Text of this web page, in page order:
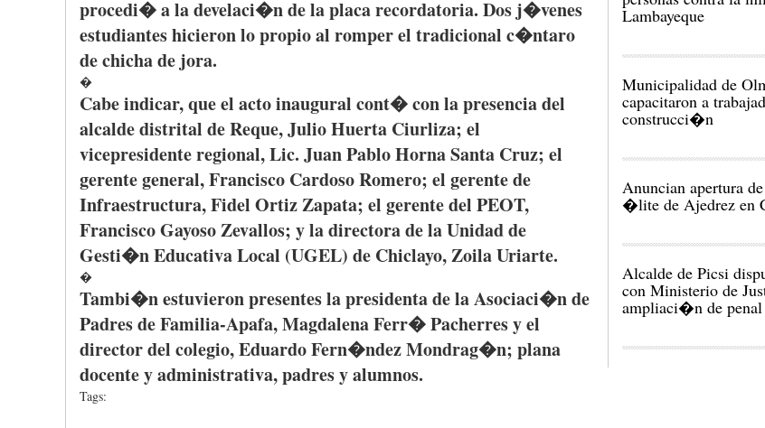
procedi� a la develaci�n de la placa recordatoria. Dos j�venes
estudiantes hicieron lo propio al romper el tradicional c�ntaro
de chicha de jora.
�
Cabe indicar, que el acto inaugural cont� con la presencia del
alcalde distrital de Reque, Julio Huerta Ciurliza; el
vicepresidente regional, Lic. Juan Pablo Horna Santa Cruz; el
gerente general, Francisco Cardoso Romero; el gerente de
Infraestructura, Fidel Ortiz Zapata; el gerente del PEOT,
Francisco Gayoso Zevallos; y la directora de la Unidad de
Gesti�n Educativa Local (UGEL) de Chiclayo, Zoila Uriarte.
�
Tambi�n estuvieron presentes la presidenta de la Asociaci�n de
Padres de Familia-Apafa, Magdalena Ferr� Pacherres y el
director del colegio, Eduardo Fern�ndez Mondrag�n; plana
docente y administrativa, padres y alumnos.
Tags:
Lambayeque
Municipalidad de
capacitaron a
construcci�n
Anuncian apertura
�lite de Ajedrez en
Alcalde de Picsi
con Ministerio de
ampliaci�n de penal